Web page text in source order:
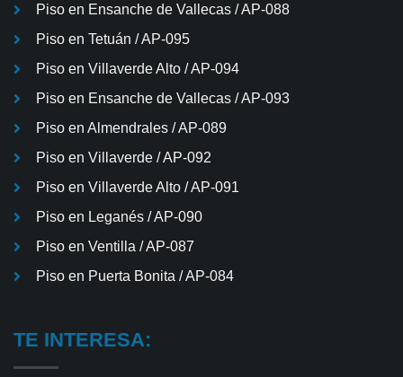
Piso en Ensanche de Vallecas / AP-088
Piso en Tetuán / AP-095
Piso en Villaverde Alto / AP-094
Piso en Ensanche de Vallecas / AP-093
Piso en Almendrales / AP-089
Piso en Villaverde / AP-092
Piso en Villaverde Alto / AP-091
Piso en Leganés / AP-090
Piso en Ventilla / AP-087
Piso en Puerta Bonita / AP-084
TE INTERESA: